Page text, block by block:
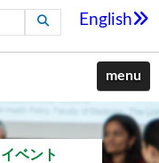
English
menu
イベント